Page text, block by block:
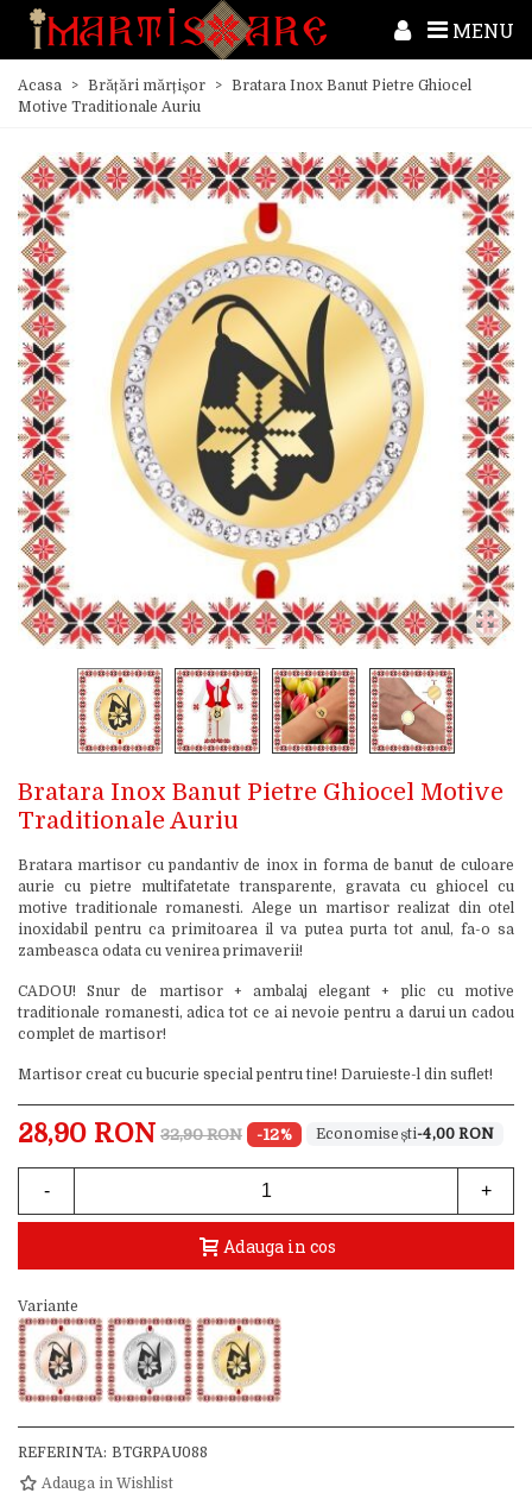
MENU
Acasa > Brățări mărțișor > Bratara Inox Banut Pietre Ghiocel
Motive Traditionale Auriu
Bratara Inox Banut Pietre Ghiocel Motive
Traditionale Auriu
Bratara martisor cu pandantiv de inox in forma de banut de culoare
aurie cu pietre multifatetate transparente, gravata cu ghiocel cu
motive traditionale romanesti. Alege un martisor realizat din otel
inoxidabil pentru ca primitoarea il va putea purta tot anul, fa-o sa
zambeasca odata cu venirea primaverii!
CADOU! Snur de martisor + ambalaj elegant + plic cu motive
traditionale romanesti, adica tot ce ai nevoie pentru a darui un cadou
complet de martisor!
Martisor creat cu bucurie special pentru tine! Daruieste-l din suflet!
28,90 RON 32,90 RON -12% -4,00 RON
- +
Adauga in cos
Variante
REFERINTA: BTGRPAU088
Adauga in Wishlist